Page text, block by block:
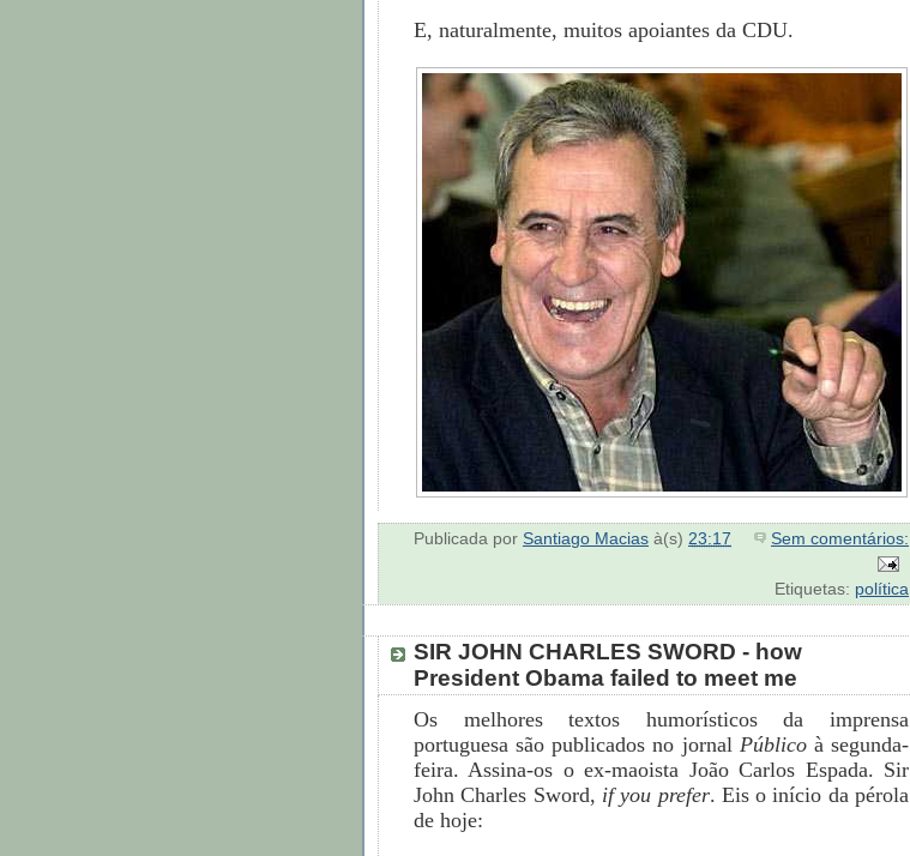
E, naturalmente, muitos apoiantes da CDU.
Publicada por Santiago Macias à(s) 23:17 Sem comentários:
Etiquetas: política
SIR JOHN CHARLES SWORD - how
President Obama failed to meet me
Os melhores textos humorísticos da imprensa
portuguesa são publicados no jornal Públicoà segunda-
feira. Assina-os o ex-maoista João Carlos Espada. Sir
John Charles Sword, if you prefer. Eis o início da pérola
de hoje: